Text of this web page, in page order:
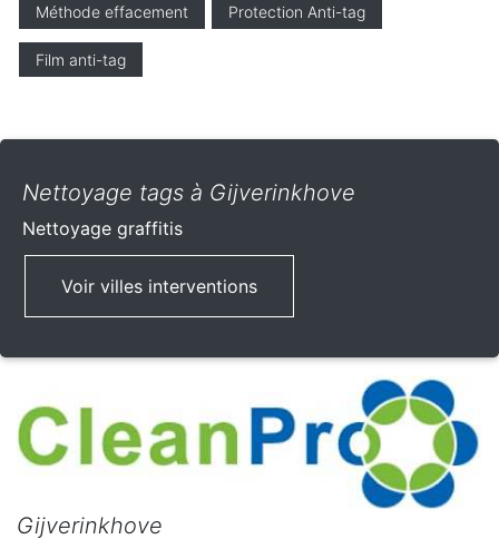
Méthode effacement Protection Anti-tag
Film anti-tag
Nettoyage tags à Gijverinkhove
Nettoyage graffitis
Voir villes interventions
Gijverinkhove